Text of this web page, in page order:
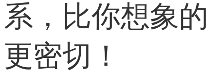
系，比你想象的
更密切！